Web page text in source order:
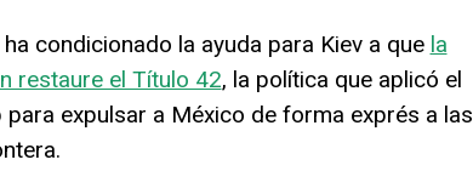
condicionado la ayuda para Kiev a que la
restaure el Título 42, la política que aplicó el
expulsar a México de forma exprés a las